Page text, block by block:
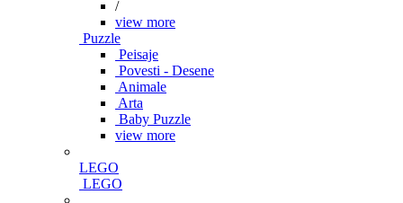
/
view more
Puzzle
Peisaje
Povesti - Desene
Animale
Arta
Baby Puzzle
view more
LEGO
LEGO